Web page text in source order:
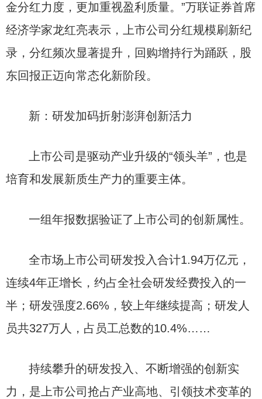
金分红力度，更加重视盈利质量。”万联证券首席
经济学家龙红亮表示，上市公司分红规模刷新纪
录，分红频次显著提升，回购增持行为踊跃，股
东回报正迈向常态化新阶段。
新：研发加码折射澎湃创新活力
上市公司是驱动产业升级的“领头羊”，也是
培育和发展新质生产力的重要主体。
一组年报数据验证了上市公司的创新属性。
全市场上市公司研发投入合计1.94万亿元，
连续4年正增长，约占全社会研发经费投入的一
半；研发强度2.66%，较上年继续提高；研发人
员共327万人，占员工总数的10.4%……
持续攀升的研发投入、不断增强的创新实
力，是上市公司抢占产业高地、引领技术变革的